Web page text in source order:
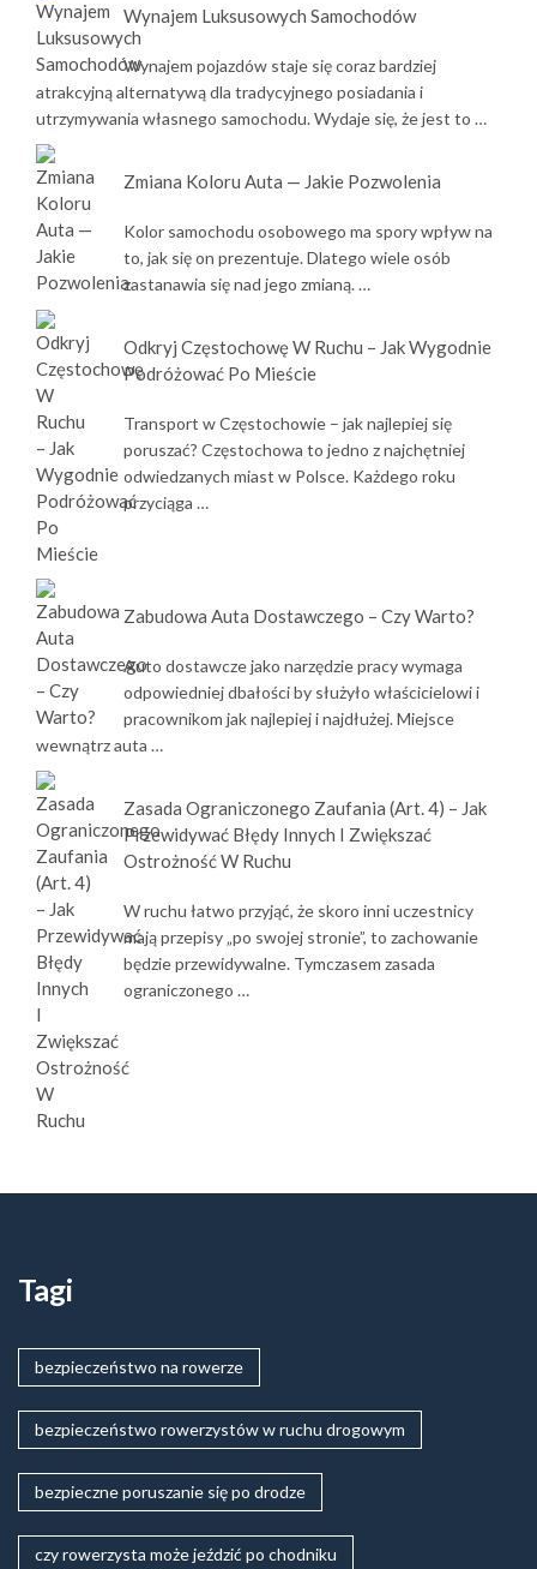
Wynajem Luksusowych Samochodów
Wynajem pojazdów staje się coraz bardziej
atrakcyjną alternatywą dla tradycyjnego posiadania i
utrzymywania własnego samochodu. Wydaje się, że jest to …
Zmiana Koloru Auta — Jakie Pozwolenia
Kolor samochodu osobowego ma spory wpływ na
to, jak się on prezentuje. Dlatego wiele osób
zastanawia się nad jego zmianą. …
Odkryj Częstochowę W Ruchu – Jak Wygodnie
Podróżować Po Mieście
Transport w Częstochowie – jak najlepiej się
poruszać? Częstochowa to jedno z najchętniej
odwiedzanych miast w Polsce. Każdego roku
przyciąga …
Zabudowa Auta Dostawczego – Czy Warto?
Auto dostawcze jako narzędzie pracy wymaga
odpowiedniej dbałości by służyło właścicielowi i
pracownikom jak najlepiej i najdłużej. Miejsce
wewnątrz auta …
Zasada Ograniczonego Zaufania (art. 4) – Jak
Przewidywać Błędy Innych I Zwiększać
Ostrożność W Ruchu
W ruchu łatwo przyjąć, że skoro inni uczestnicy
mają przepisy „po swojej stronie”, to zachowanie
będzie przewidywalne. Tymczasem zasada
ograniczonego …
Tagi
bezpieczeństwo na rowerze
bezpieczeństwo rowerzystów w ruchu drogowym
bezpieczne poruszanie się po drodze
czy rowerzysta może jeździć po chodniku